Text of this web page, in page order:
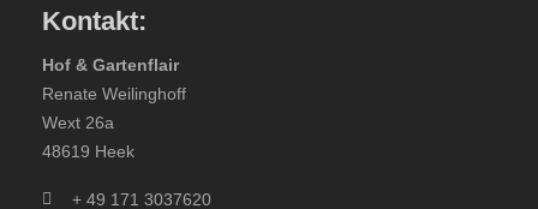
Cybersteel Inc.
Have any questions?
Kontakt:
Hof & Gartenflair
Renate Weilinghoff
Wext 26a
48619 Heek
+ 49 171 3037620